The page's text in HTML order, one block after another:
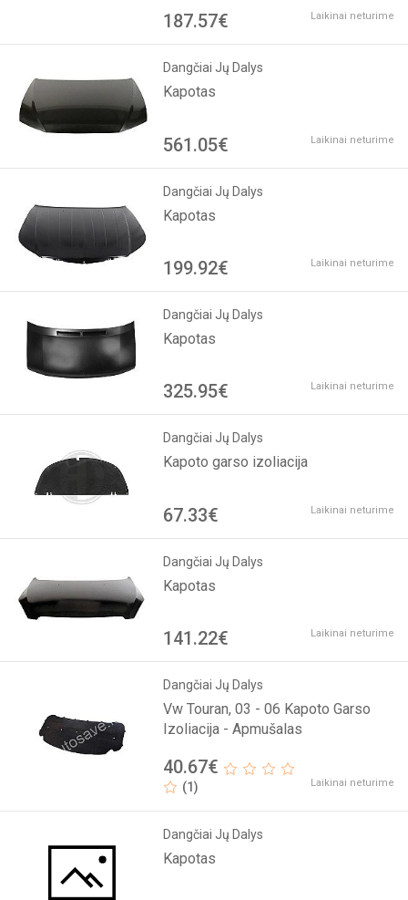
187.57€ Laikinai neturime
Dangčiai Jų Dalys
Kapotas
561.05€ Laikinai neturime
Dangčiai Jų Dalys
Kapotas
199.92€ Laikinai neturime
Dangčiai Jų Dalys
Kapotas
325.95€ Laikinai neturime
Dangčiai Jų Dalys
Kapoto garso izoliacija
67.33€ Laikinai neturime
Dangčiai Jų Dalys
Kapotas
141.22€ Laikinai neturime
Dangčiai Jų Dalys
Vw Touran, 03 - 06 Kapoto Garso
Izoliacija - Apmušalas
40.67€
(1) Laikinai neturime
Dangčiai Jų Dalys
Kapotas